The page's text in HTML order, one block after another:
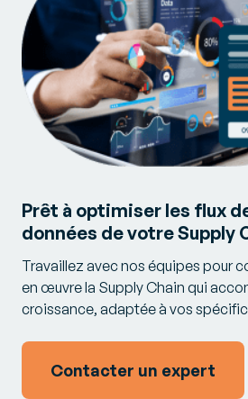
Prêt à optimiser les flux
données de votre Supply
Travaillez avec nos équipes pour
en œuvre la Supply Chain qui
croissance, adaptée à vos
Contacter un expert